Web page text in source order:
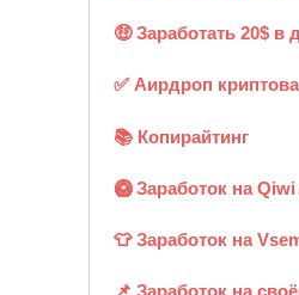
🤑 Заработать 20$ в
✅ Аирдроп
📚 Копирайтинг
🥝 Заработок на
👕 Заработок на